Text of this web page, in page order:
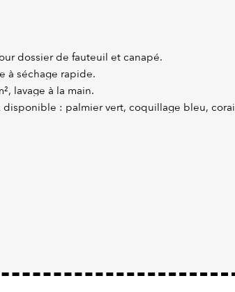
dossier de fauteuil et canapé.
à séchage rapide.
lavage à la main.
disponible : palmier vert, coquillage bleu, corail